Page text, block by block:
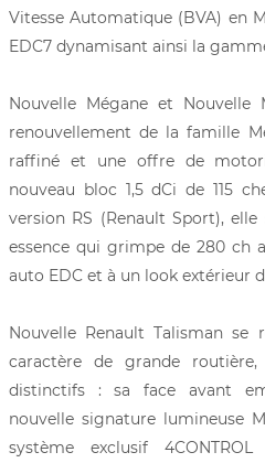
Vitesse Automatique (BVA) en
EDC7 dynamisant ainsi la
Nouvelle Mégane et Nouvelle
renouvellement de la famille
raffiné et une offre de
nouveau bloc 1,5 dCi de 115
version RS (Renault Sport),
essence qui grimpe de 280 ch
auto EDC et à un look extérieur
Nouvelle Renault Talisman
caractère de grande
distinctifs : sa face avant
nouvelle signature lumineuse
système exclusif